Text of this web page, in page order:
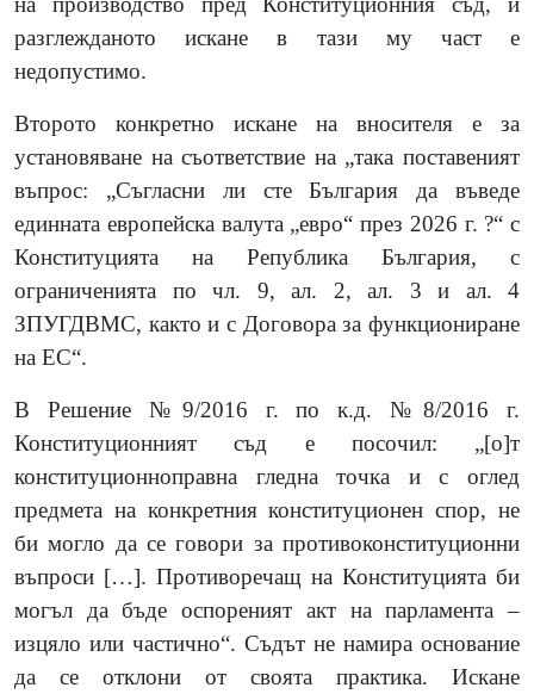
разглежданото искане в тази му част е
недопустимо.
Второто конкретно искане на вносителя е за
установяване на съответствие на „така поставеният
въпрос: „Съгласни ли сте България да въведе
единната европейска валута „евро“ през 2026 г. ?“ с
Конституцията на Република България, с
ограниченията по чл. 9, ал. 2, ал. 3 и ал. 4
ЗПУГДВМС, както и с Договора за функциониране
на ЕС“.
В Решение №9/2016 г. по к.д. №8/2016 г.
Конституционният съд е посочил: „[о]т
конституционноправна гледна точка и с оглед
предмета на конкретния конституционен спор, не
би могло да се говори за противоконституционни
въпроси […]. Противоречащ на Конституцията би
могъл да бъде оспореният акт на парламента –
изцяло или частично“. Съдът не намира основание
да се отклони от своята практика. Искане